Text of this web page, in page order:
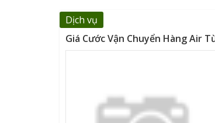
Dịch vụ
Giá Cước Vận Chuyển Hàng Air